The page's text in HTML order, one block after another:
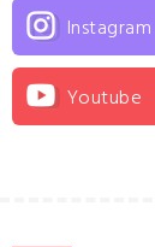
Instagram
Youtube